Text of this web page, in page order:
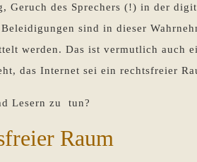
Geruch des Sprechers (!) in der
sind in dieser
werden. Das ist vermutlich auch
das Internet sei ein rechtsfreier
Lesern zu tun?
Raum